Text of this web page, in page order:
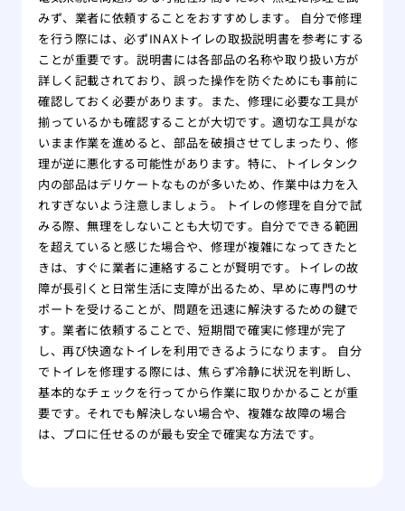
みず、業者に依頼することをおすすめします。 自分で修理
を行う際には、必ずINAXトイレの取扱説明書を参考にする
ことが重要です。説明書には各部品の名称や取り扱い方が
詳しく記載されており、誤った操作を防ぐためにも事前に
確認しておく必要があります。また、修理に必要な工具が
揃っているかも確認することが大切です。適切な工具がな
いまま作業を進めると、部品を破損させてしまったり、修
理が逆に悪化する可能性があります。特に、トイレタンク
内の部品はデリケートなものが多いため、作業中は力を入
れすぎないよう注意しましょう。 トイレの修理を自分で試
みる際、無理をしないことも大切です。自分でできる範囲
を超えていると感じた場合や、修理が複雑になってきたと
きは、すぐに業者に連絡することが賢明です。トイレの故
障が長引くと日常生活に支障が出るため、早めに専門のサ
ポートを受けることが、問題を迅速に解決するための鍵で
す。業者に依頼することで、短期間で確実に修理が完了
し、再び快適なトイレを利用できるようになります。 自分
でトイレを修理する際には、焦らず冷静に状況を判断し、
基本的なチェックを行ってから作業に取りかかることが重
要です。それでも解決しない場合や、複雑な故障の場合
は、プロに任せるのが最も安全で確実な方法です。